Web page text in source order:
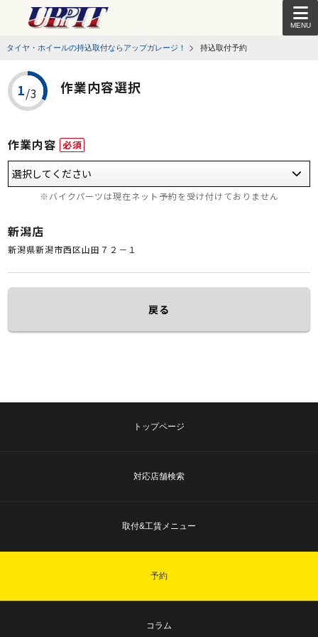
MENU
タイヤ・ホイールの持込取付ならアップガレージ！ 持込取付予約
作業内容選択
作業内容 必須
※バイクパーツは現在ネット予約を受け付けておりません
新潟店
新潟県新潟市西区山田７２－１
戻る
トップページ
対応店舗検索
取付&工賃メニュー
予約
コラム